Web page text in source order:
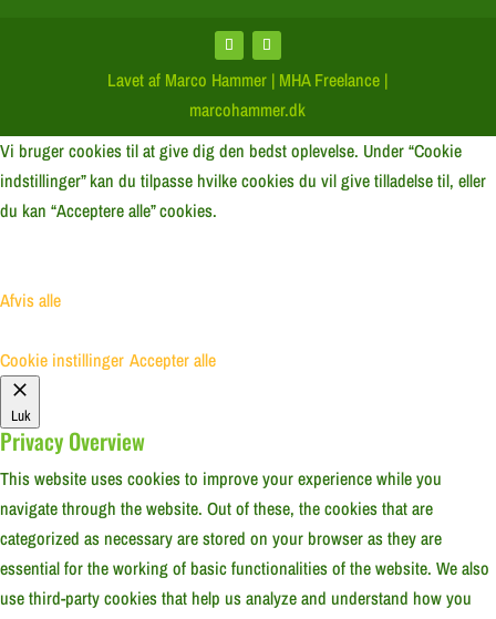
Lavet af Marco Hammer | MHA Freelance |
marcohammer.dk
Vi bruger cookies til at give dig den bedst oplevelse. Under “Cookie
indstillinger” kan du tilpasse hvilke cookies du vil give tilladelse til, eller
du kan “Acceptere alle” cookies.
Afvis alle
Cookie instillinger Accepter alle
Luk
Privacy Overview
This website uses cookies to improve your experience while you
navigate through the website. Out of these, the cookies that are
categorized as necessary are stored on your browser as they are
essential for the working of basic functionalities of the website. We also
use third-party cookies that help us analyze and understand how you